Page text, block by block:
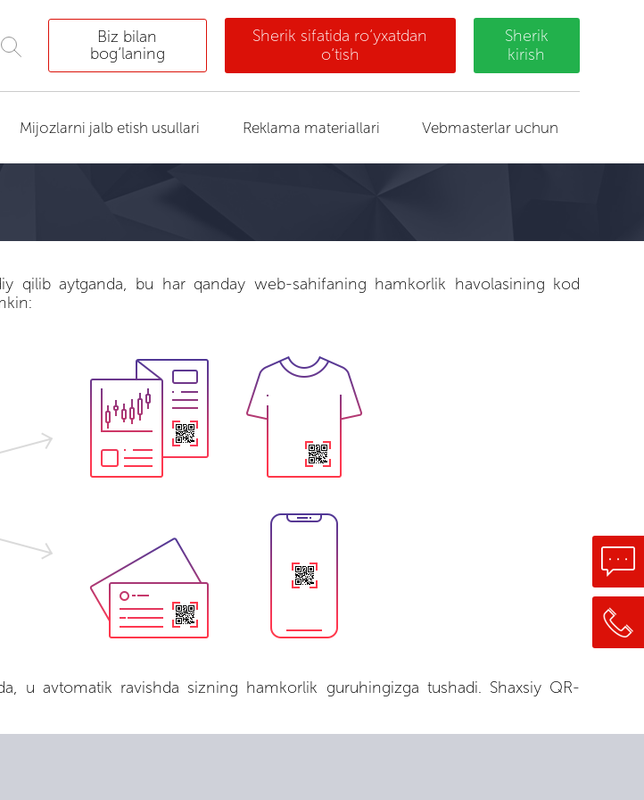
Biz bilan
bog‘laning
Sherik sifatida ro‘yxatdan
o‘tish
Sherik
kirish
Mijozlarni jalb etish usullari Reklama materiallari Vebmasterlar uchun
qilib aytganda, bu har qanday web-sahifaning hamkorlik havolasining kod
u avtomatik ravishda sizning hamkorlik guruhingizga tushadi. Shaxsiy QR-